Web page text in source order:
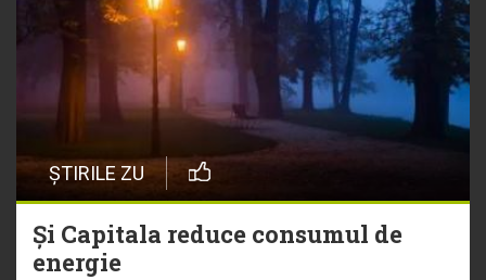
ȘTIRILE ZU
Și Capitala reduce consumul de
energie